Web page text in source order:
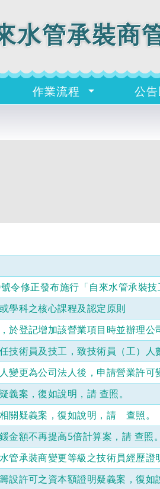
水管承裝商
作業流程 公
令修正發布施行「自來水管承裝
學科之核心課程及認定原則
於登記增加該營業項目時並辦理
術員及技工，致技術員（工）
更為公司法人後，申請營業許可
案，復如說明，請 查照。
關疑義案，復如說明，請 查照。
額不再提高5倍計算案，請 查照。
管承裝商變更等級之技術員經歷
設許可之資本額證明疑義案，復如
度
98
函
號
水
規
一、
復
貴
府
98
年
1
月
20
日
南
市
建
登
字
第
號
函。